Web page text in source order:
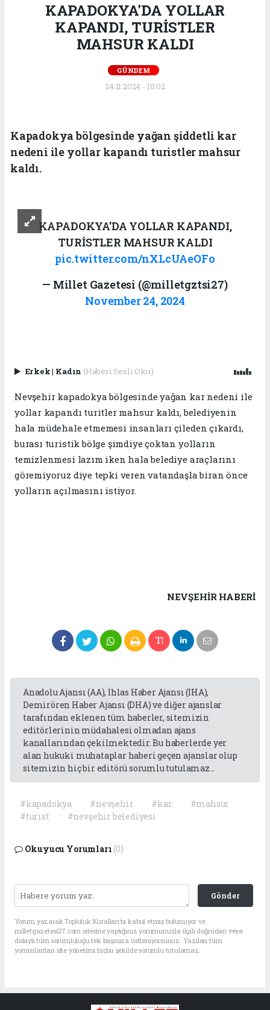
KAPADOKYA'DA YOLLAR
KAPANDI, TURİSTLER
MAHSUR KALDI
GÜNDEM
24.11.2024 - 10:02
Kapadokya bölgesinde yağan şiddetli kar
nedeni ile yollar kapandı turistler mahsur
kaldı.
KAPADOKYA'DA YOLLAR KAPANDI,
TURİSTLER MAHSUR KALDI
pic.twitter.com/nXLcUAeOFo
— Millet Gazetesi (@milletgztsi27)
November 24, 2024
Erkek| Kadın (Haberi Sesli Oku)
Nevşehir kapadokya bölgesinde yağan kar nedeni ile
yollar kapandı turitler mahsur kaldı, belediyenin
hala müdehale etmemesi insanları çileden çıkardı,
burası turistik bölge şimdiye çoktan yolların
temizlenmesi lazım iken hala belediye araçlarını
göremiyoruz diye tepki veren vatandaşla biran önce
yolların açılmasını istiyor.
NEVŞEHIR HABERİ
Anadolu Ajansı (AA), İhlas Haber Ajansı (İHA),
Demirören Haber Ajansı (DHA) ve diğer ajanslar
tarafından eklenen tüm haberler, sitemizin
editörlerinin müdahalesi olmadan ajans
kanallarından çekilmektedir. Bu haberlerde yer
alan hukuki muhataplar haberi geçen ajanslar olup
sitemizin hiç bir editörü sorumlu tutulamaz...
#kapadokya #nevşehir #kar
#mahsur
#turist
#nevşehir belediyesi
Okuyucu Yorumları (0)
Gönder
Yorum yazarak Topluluk Kuralları’nı kabul etmiş bulunuyor ve
milletgazetesi27.com sitesine yaptığınız yorumunuzla ilgili doğrudan veya
dolaylı tüm sorumluluğu tek başınıza üstleniyorsunuz. Yazılan tüm
yorumlardan site yönetimi hiçbir şekilde sorumlu tutulamaz.